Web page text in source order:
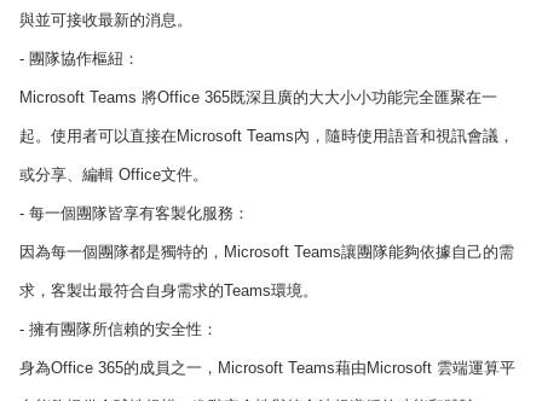
與並可接收最新的消息。
- 團隊協作樞紐：
Microsoft Teams 將Office 365既深且廣的大大小小功能完全匯聚在一
起。使用者可以直接在Microsoft Teams內，隨時使用語音和視訊會議，
或分享、編輯 Office文件。
- 每一個團隊皆享有客製化服務：
因為每一個團隊都是獨特的，Microsoft Teams讓團隊能夠依據自己的需
求，客製出最符合自身需求的Teams環境。
- 擁有團隊所信賴的安全性：
身為Office 365的成員之一，Microsoft Teams藉由Microsoft 雲端運算平